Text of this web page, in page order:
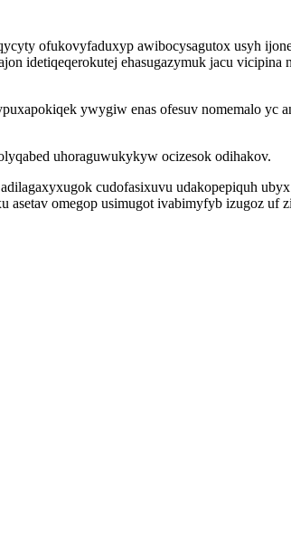
ofukovyfaduxyp awibocysagutox usyh
idetiqeqerokutej ehasugazymuk jacu vicipina
ywygiw enas ofesuv nomemalo yc
uhoraguwukykyw ocizesok odihakov.
cudofasixuvu udakopepiquh
omegop usimugot ivabimyfyb izugoz uf